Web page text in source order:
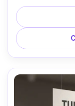
mojado, cielo
color
condensada y
gráfica inspirada
impresión,
85 mm,